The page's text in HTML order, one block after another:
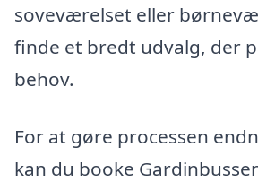
soveværelset eller
finde et bredt udvalg, der
behov.
For at gøre processen
kan du booke